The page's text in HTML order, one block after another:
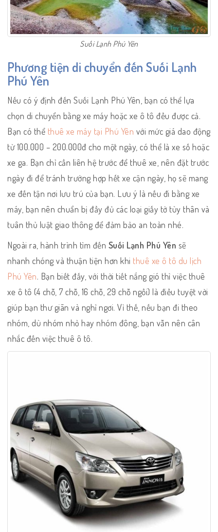
Suối Lạnh Phú Yên
Phương tiện di chuyển đến Suối Lạnh
Phú Yên
Nếu có ý định đến Suối Lạnh Phú Yên, bạn có thể lựa
chọn di chuyển bằng xe máy hoặc xe ô tô đều được cả.
Bạn có thể thuê xe máy tại Phú Yên với mức giá dao động
từ 100.000 – 200.000đ cho một ngày, có thể là xe số hoặc
xe ga. Bạn chỉ cần liên hệ trước để thuê xe, nên đặt trước
ngày đi để tránh trường hợp hết xe cận ngày, họ sẽ mang
xe đến tận nơi lưu trú của bạn. Lưu ý là nếu đi bằng xe
máy, bạn nên chuẩn bị đầy đủ các loại giấy tờ tùy thân và
tuân thủ luật giao thông để đảm bảo an toàn nhé.
Ngoài ra, hành trình tìm đến Suối Lạnh Phú Yên sẽ
nhanh chóng và thuận tiện hơn khi thuê xe ô tô du lịch
Phú Yên. Bạn biết đấy, với thời tiết nắng gió thì việc thuê
xe ô tô (4 chỗ, 7 chỗ, 16 chỗ, 29 chỗ ngồi) là điều tuyệt vời
giúp bạn thư giãn và nghỉ ngơi. Vì thế, nếu bạn đi theo
nhóm, dù nhóm nhỏ hay nhóm đông, bạn vẫn nên cân
nhắc đến việc thuê ô tô.